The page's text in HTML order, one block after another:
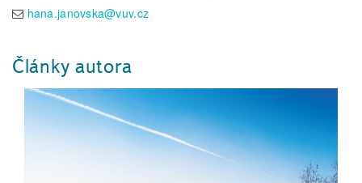
hana.janovska@vuv.cz
Články autora